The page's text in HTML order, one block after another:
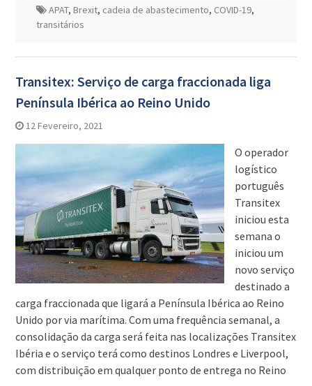
APAT, Brexit, cadeia de abastecimento, COVID-19,
transitários
Transitex: Serviço de carga fraccionada liga
Península Ibérica ao Reino Unido
12 Fevereiro, 2021
O operador
logístico
português
Transitex
iniciou esta
semana o
iniciou um
novo serviço
destinado a
carga fraccionada que ligará a Península Ibérica ao Reino
Unido por via marítima. Com uma frequência semanal, a
consolidação da carga será feita nas localizações Transitex
Ibéria e o serviço terá como destinos Londres e Liverpool,
com distribuição em qualquer ponto de entrega no Reino